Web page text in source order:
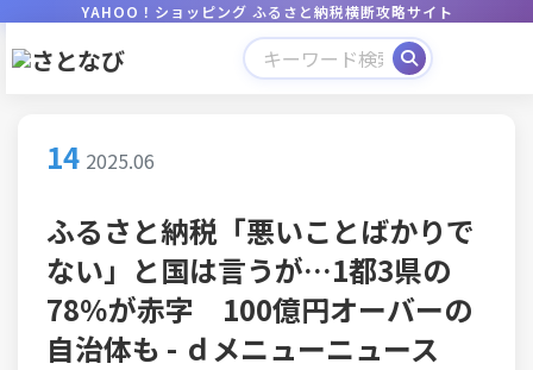
YAHOO！ショッピング ふるさと納税横断攻略サイト
14 2025.06
ふるさと納税「悪いことばかりで
ない」と国は言うが…1都3県の
78％が赤字 100億円オーバーの
自治体も - ｄメニューニュース